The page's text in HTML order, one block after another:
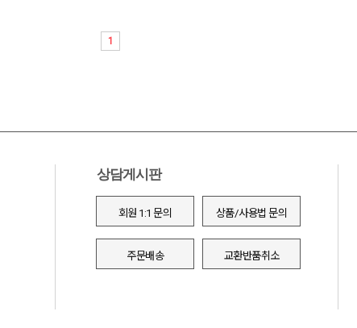
1
상담게시판
회원 1:1 문의 상품/사용법 문의
주문배송 교환반품취소